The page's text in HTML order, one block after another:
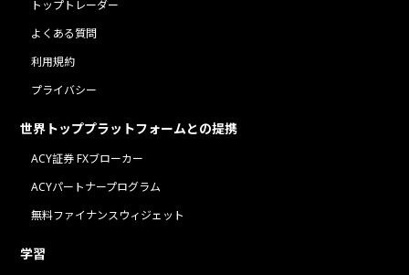
トップトレーダー
よくある質問
利用規約
プライバシー
世界トッププラットフォームとの提携
ACY証券 FXブローカー
ACYパートナープログラム
無料ファイナンスウィジェット
学習